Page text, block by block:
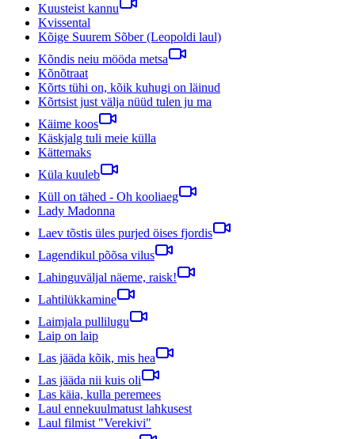
Kuusteist kannu
Kvissental
Kõige Suurem Sõber (Leopoldi laul)
Kõndis neiu mööda metsa
Kõnõtraat
Kõrts tühi on, kõik kuhugi on läinud
Kõrtsist just välja nüüd tulen ju ma
Käime koos
Käskjalg tuli meie külla
Kättemaks
Küla kuuleb
Küll on tähed - Oh kooliaeg
Lady Madonna
Laev tõstis üles purjed öises fjordis
Lagendikul põõsa vilus
Lahinguväljal näeme, raisk!
Lahtilükkamine
Laimjala pullilugu
Laip on laip
Las jääda kõik, mis hea
Las jääda nii kuis oli
Las käia, kulla peremees
Laul ennekuulmatust lahkusest
Laul filmist "Verekivi"